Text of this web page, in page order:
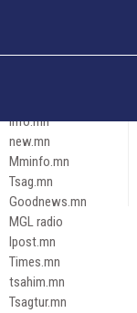
Эрх зүй
info.mn
new.mn
Mminfo.mn
Tsag.mn
Goodnews.mn
MGL radio
Ipost.mn
Times.mn
tsahim.mn
Tsagtur.mn